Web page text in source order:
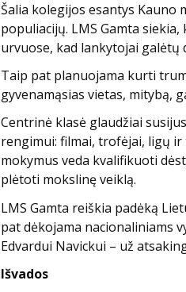
Šalia kolegijos esantys
populiacijų. LMS Gamta
urvuose, kad lankytojai
Taip pat planuojama kurti
gyvenamąsias vietas, mitybą,
Centrinė klasė glaudžiai
rengimui: filmai, trofėjai, ligų
mokymus veda kvalifikuoti
plėtoti mokslinę veiklą.
LMS Gamta reiškia padėką
pat dėkojama nacionaliniams
Edvardui Navickui – už
Išvados